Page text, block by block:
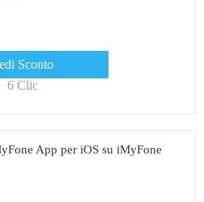
Sconto
6 Clic
App per iOS su iMyFone